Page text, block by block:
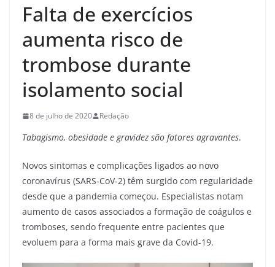
Falta de exercícios
aumenta risco de
trombose durante
isolamento social
8 de julho de 2020 Redação
Tabagismo, obesidade e gravidez são fatores agravantes.
Novos sintomas e complicações ligados ao novo
coronavírus (SARS-CoV-2) têm surgido com regularidade
desde que a pandemia começou. Especialistas notam
aumento de casos associados a formação de coágulos e
tromboses, sendo frequente entre pacientes que
evoluem para a forma mais grave da Covid-19.